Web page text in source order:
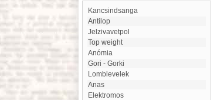
Kancsindsanga
Antilop
Jelzivavetpol
Top weight
Anómia
Gori - Gorki
lomblevelek
Anas
Elektromos